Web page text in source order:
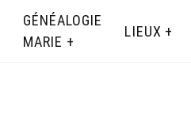
GÉNÉALOGIE
MARIE
LIEUX